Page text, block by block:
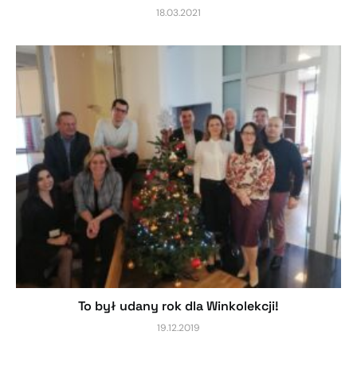
18.03.2021
To był udany rok dla Winkolekcji!
19.12.2019